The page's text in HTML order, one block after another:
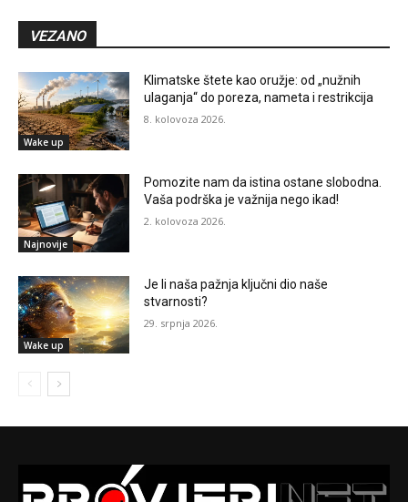
VEZANO
Wake up
Klimatske štete kao oružje: od „nužnih
ulaganja“ do poreza, nameta i restrikcija
8. kolovoza 2026.
Najnovije
Pomozite nam da istina ostane slobodna.
Vaša podrška je važnija nego ikad!
2. kolovoza 2026.
Wake up
Je li naša pažnja ključni dio naše
stvarnosti?
29. srpnja 2026.